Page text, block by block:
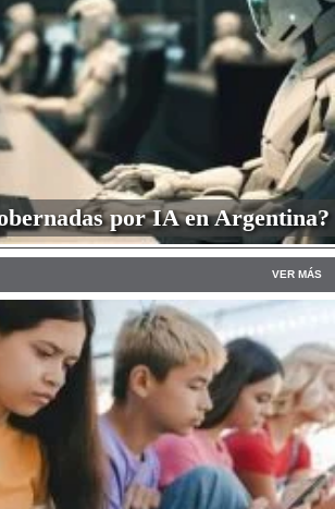
por IA en Argentina?
VER MÁS